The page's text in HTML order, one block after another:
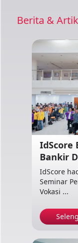
Berita &
IdScore
Bankir
IdScore
Seminar
Vokasi ...